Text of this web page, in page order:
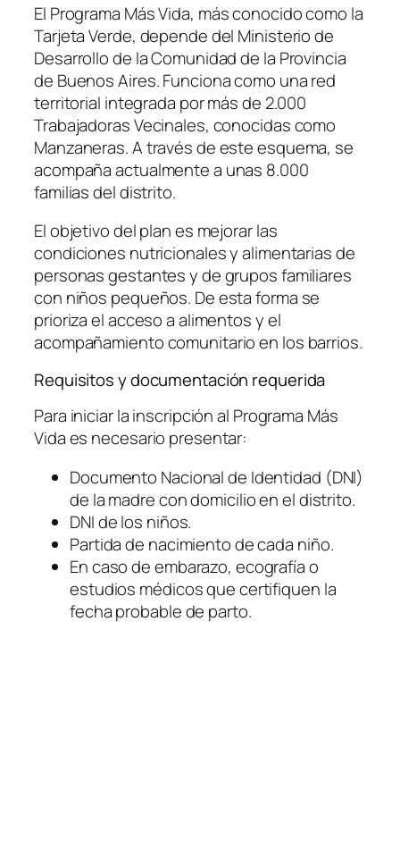
El Programa Más Vida, más conocido como la
Tarjeta Verde, depende del Ministerio de
Desarrollo de la Comunidad de la Provincia
de Buenos Aires. Funciona como una red
territorial integrada por más de 2.000
Trabajadoras Vecinales, conocidas como
Manzaneras. A través de este esquema, se
acompaña actualmente a unas 8.000
familias del distrito.
El objetivo del plan es mejorar las
condiciones nutricionales y alimentarias de
personas gestantes y de grupos familiares
con niños pequeños. De esta forma se
prioriza el acceso a alimentos y el
acompañamiento comunitario en los barrios.
Requisitos y documentación requerida
Para iniciar la inscripción al Programa Más
Vida es necesario presentar:
Documento Nacional de Identidad (DNI)
de la madre con domicilio en el distrito.
DNI de los niños.
Partida de nacimiento de cada niño.
En caso de embarazo, ecografía o
estudios médicos que certifiquen la
fecha probable de parto.